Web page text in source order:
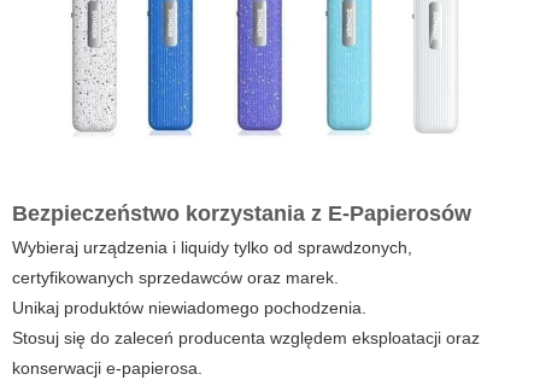
Bezpieczeństwo korzystania z E-Papierosów
Wybieraj urządzenia i liquidy tylko od sprawdzonych,
certyfikowanych sprzedawców oraz marek.
Unikaj produktów niewiadomego pochodzenia.
Stosuj się do zaleceń producenta względem eksploatacji oraz
konserwacji e-papierosa.